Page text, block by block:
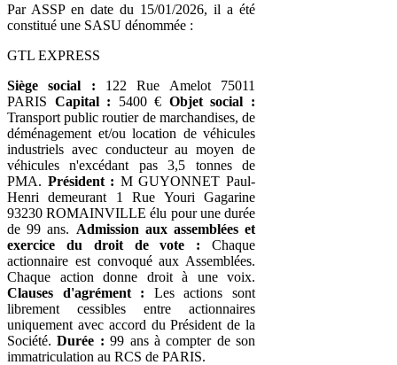
Par ASSP en date du 15/01/2026, il a été
constitué une SASU dénommée :
GTL EXPRESS
Siège social : 122 Rue Amelot 75011
PARIS Capital : 5400 € Objet social :
Transport public routier de marchandises, de
déménagement et/ou location de véhicules
industriels avec conducteur au moyen de
véhicules n'excédant pas 3,5 tonnes de
PMA. Président : M GUYONNET Paul-
Henri demeurant 1 Rue Youri Gagarine
93230 ROMAINVILLE élu pour une durée
de 99 ans. Admission aux assemblées et
exercice du droit de vote : Chaque
actionnaire est convoqué aux Assemblées.
Chaque action donne droit à une voix.
Clauses d'agrément : Les actions sont
librement cessibles entre actionnaires
uniquement avec accord du Président de la
Société.Durée : 99 ans à compter de son
immatriculation au RCS de PARIS.